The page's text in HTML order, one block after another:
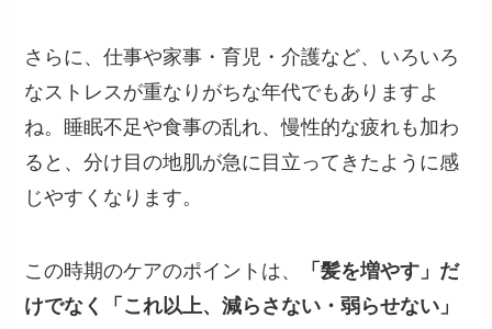
さらに、仕事や家事・育児・介護など、いろいろ
なストレスが重なりがちな年代でもありますよ
ね。睡眠不足や食事の乱れ、慢性的な疲れも加わ
ると、分け目の地肌が急に目立ってきたように感
じやすくなります。
この時期のケアのポイントは、
「髪を増やす」だ
けでなく「これ以上、減らさない・弱らせない」